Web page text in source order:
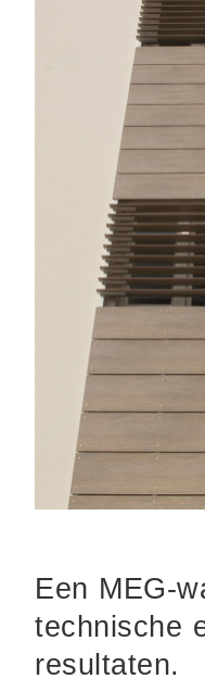
Een MEG-
technische
resultaten.